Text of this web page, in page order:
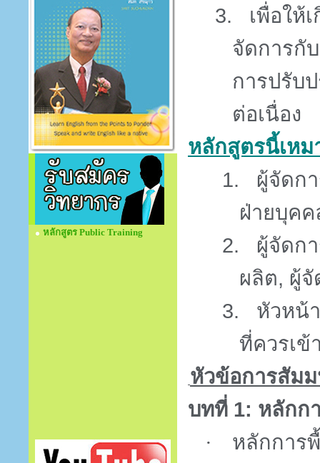
หลักสูตร Public Training
3.
เพื่อให้
จัดการกั
การปรับ
ต่อเนื่อง
หลักสูตรนี้เหม
1.
ผู้จัดก
ฝ่ายบุค
2.
ผู้จัดก
ผลิต, ผู้จั
3.
หัวหน้
ที่ควรเข้
หัวข้อการสัม
บทที่ 1: หลักก
·
หลักการ